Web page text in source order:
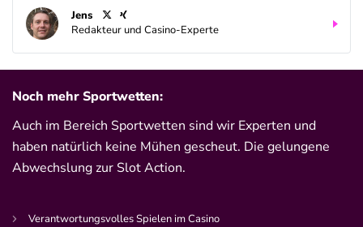
Jens
Redakteur und Casino-Experte
Noch mehr Sportwetten:
Auch im Bereich Sportwetten sind wir Experten und
haben natürlich keine Mühen gescheut. Die gelungene
Abwechslung zur Slot Action.
Verantwortungsvolles Spielen im Casino